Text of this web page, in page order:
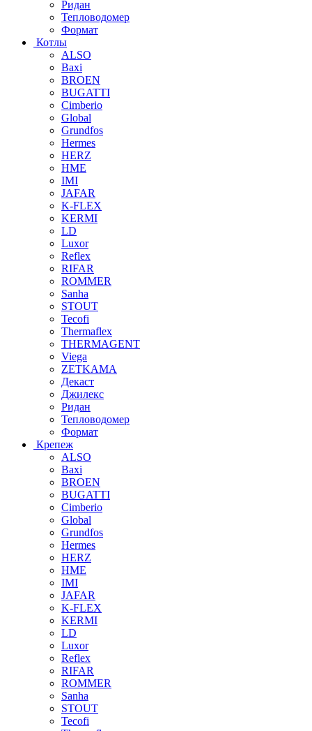
Ридан
Тепловодомер
Формат
Котлы
ALSO
Baxi
BROEN
BUGATTI
Cimberio
Global
Grundfos
Hermes
HERZ
HME
IMI
JAFAR
K-FLEX
KERMI
LD
Luxor
Reflex
RIFAR
ROMMER
Sanha
STOUT
Tecofi
Thermaflex
THERMAGENT
Viega
ZETKAMA
Декаст
Джилекс
Ридан
Тепловодомер
Формат
Крепеж
ALSO
Baxi
BROEN
BUGATTI
Cimberio
Global
Grundfos
Hermes
HERZ
HME
IMI
JAFAR
K-FLEX
KERMI
LD
Luxor
Reflex
RIFAR
ROMMER
Sanha
STOUT
Tecofi